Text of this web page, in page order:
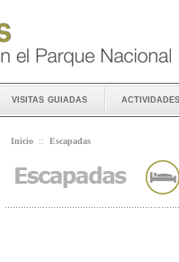
visitas guiadas actividades
Inicio :: Escapadas